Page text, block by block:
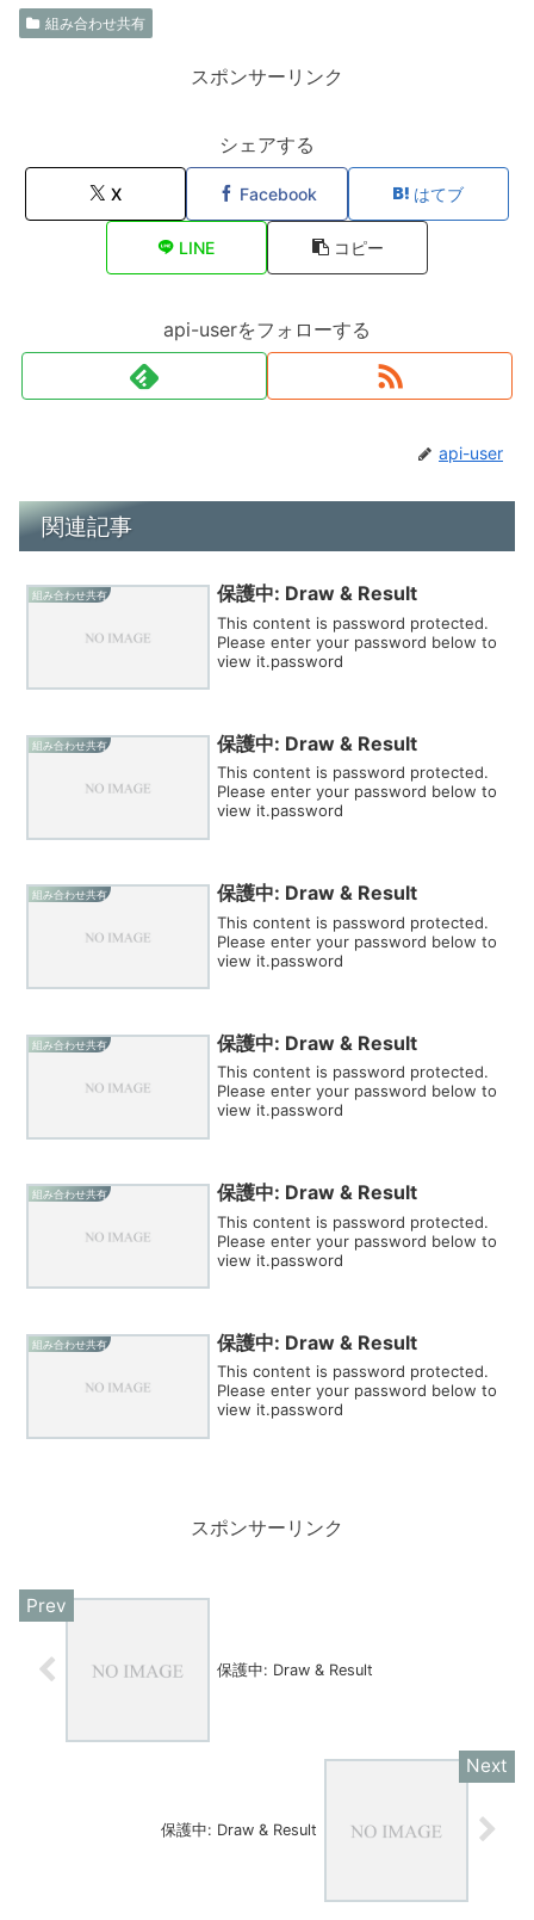
組み合わせ共有
スポンサーリンク
シェアする
X Facebook はてブ
LINE コピー
api-userをフォローする
api-user
関連記事
組み合わせ共有 保護中: Draw & Result
This content is password protected.
Please enter your password below to
view it.password
組み合わせ共有 保護中: Draw & Result
This content is password protected.
Please enter your password below to
view it.password
組み合わせ共有 保護中: Draw & Result
This content is password protected.
Please enter your password below to
view it.password
組み合わせ共有 保護中: Draw & Result
This content is password protected.
Please enter your password below to
view it.password
組み合わせ共有 保護中: Draw & Result
This content is password protected.
Please enter your password below to
view it.password
組み合わせ共有 保護中: Draw & Result
This content is password protected.
Please enter your password below to
view it.password
スポンサーリンク
保護中: Draw & Result
保護中: Draw & Result